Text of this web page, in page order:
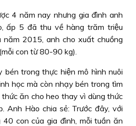
4 năm nay nhưng gia đình anh
ấp 5 đã thu về hàng trăm triệu
năm 2015, anh cho xuất chuồng
con từ 80-90 kg).
bén trong thực hiện mô hình nuôi
học mà còn nhạy bén trong tìm
ăn cho heo thay vì dùng thức
Anh Hào chia sẻ: Trước đây, với
40 con của gia đình, mỗi tuần ăn